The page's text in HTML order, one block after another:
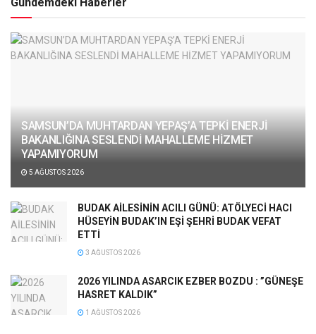
SAMSUN’DA MUHTARDAN YEPAŞ’A TEPKİ ENERJİ
BAKANLIĞINA SESLENDİ MAHALLEME HİZMET
YAPAMIYORUM
5 AĞUSTOS 2026
BUDAK AİLESİNİN ACILI GÜNÜ: ATÖLYECİ HACI
HÜSEYİN BUDAK’IN EŞİ ŞEHRİ BUDAK VEFAT
ETTİ
3 AĞUSTOS 2026
2026 YILINDA ASARCIK EZBER BOZDU : ”GÜNEŞE
HASRET KALDIK”
1 AĞUSTOS 2026